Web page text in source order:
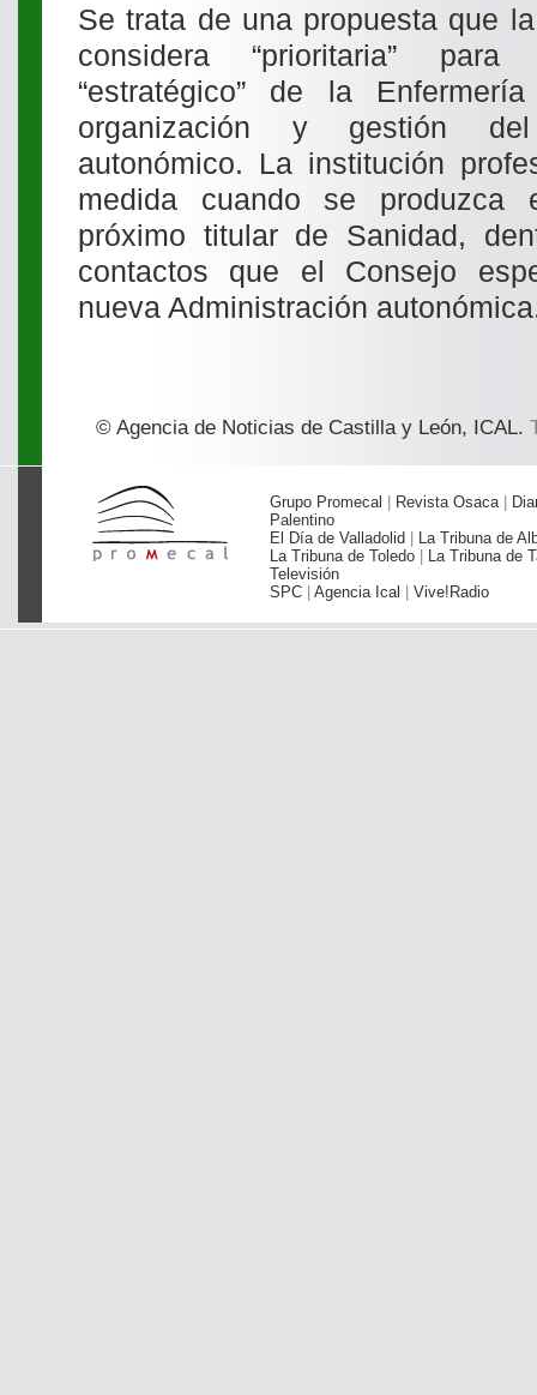
Se trata de una propuesta que
considera “prioritaria”
“estratégico” de la
organización y gestión
autonómico. La institución
medida cuando se produzca
próximo titular de Sanidad,
contactos que el Consejo
nueva Administración
© Agencia de Noticias de Castilla y León, ICAL.
Grupo Promecal Revista Osaca
Palentino
El Día de Valladolid
La Tribuna de
La Tribuna de Toledo
La Tribuna de
Televisión
SPC
Agencia Ical Vive!Radio